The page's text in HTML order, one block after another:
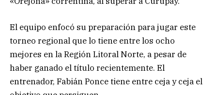
El equipo enfocó su preparación para jugar este
torneo regional que lo tiene entre los ocho
mejores en la Región Litoral Norte, a pesar de
haber ganado el título recientemente. El
entrenador, Fabián Ponce tiene entre ceja y ceja el